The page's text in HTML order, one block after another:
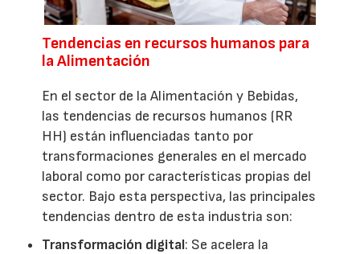
Tendencias en recursos humanos para
la Alimentación
En el sector de la Alimentación y Bebidas,
las tendencias de recursos humanos (RR
HH) están influenciadas tanto por
transformaciones generales en el mercado
laboral como por características propias del
sector. Bajo esta perspectiva, las principales
tendencias dentro de esta industria son:
Transformación digital: Se acelera la